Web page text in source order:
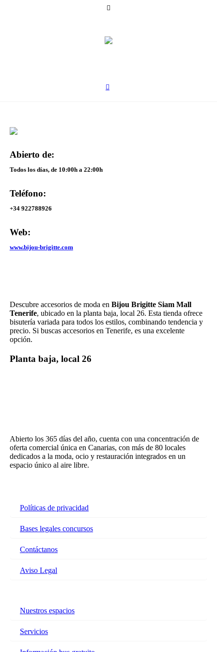
Abierto de:
Todos los días, de 10:00h a 22:00h
Teléfono:
+34 922788926
Web:
www.bijou-brigitte.com
Descubre accesorios de moda en Bijou Brigitte Siam Mall
Tenerife, ubicado en la planta baja, local 26. Esta tienda ofrece
bisutería variada para todos los estilos, combinando tendencia y
precio. Si buscas accesorios en Tenerife, es una excelente
opción.
Planta baja, local 26
Abierto los 365 días del año, cuenta con una concentración de
oferta comercial única en Canarias, con más de 80 locales
dedicados a la moda, ocio y restauración integrados en un
espacio único al aire libre.
Políticas de privacidad
Bases legales concursos
Contáctanos
Aviso Legal
Nuestros espacios
Servicios